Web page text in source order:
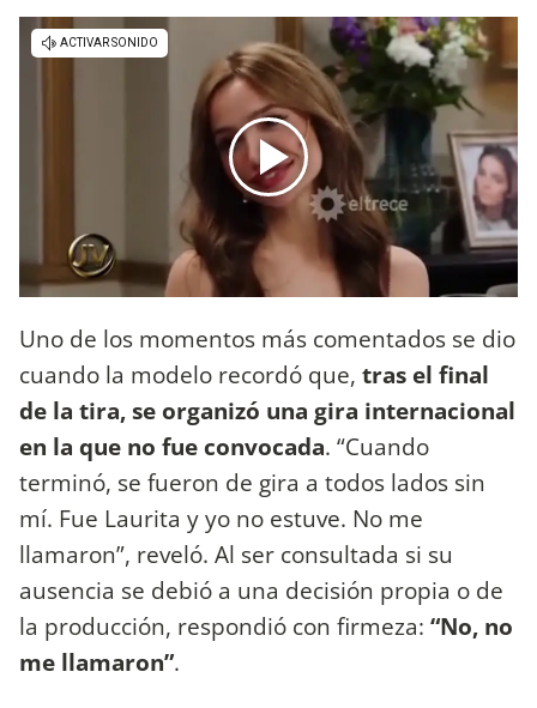
Uno de los momentos más comentados se dio
cuando la modelo recordó que, tras el final
de la tira, se organizó una gira internacional
en la que no fue convocada. “Cuando
terminó, se fueron de gira a todos lados sin
mí. Fue Laurita y yo no estuve. No me
llamaron”, reveló. Al ser consultada si su
ausencia se debió a una decisión propia o de
la producción, respondió con firmeza: “No, no
me llamaron”.